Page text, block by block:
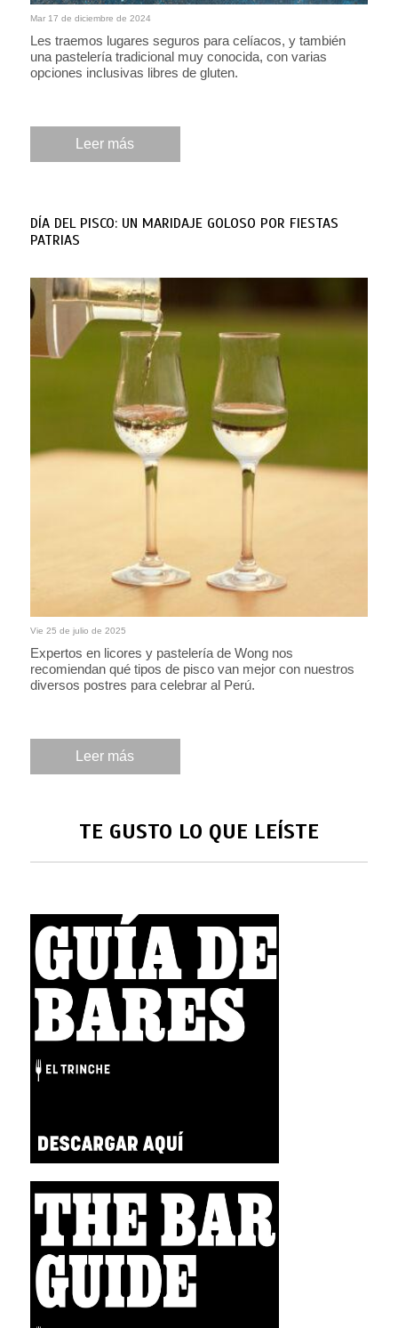
Mar 17 de diciembre de 2024
Les traemos lugares seguros para celíacos, y también
una pastelería tradicional muy conocida, con varias
opciones inclusivas libres de gluten.
Leer más
DÍA DEL PISCO: UN MARIDAJE GOLOSO POR FIESTAS
PATRIAS
Vie 25 de julio de 2025
Expertos en licores y pastelería de Wong nos
recomiendan qué tipos de pisco van mejor con nuestros
diversos postres para celebrar al Perú.
Leer más
TE GUSTO LO QUE LEÍSTE